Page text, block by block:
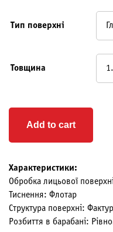
Тип поверхні
Товщина
Add to cart
Характеристики:
Обробка лицьової
Тиснення: Флотар
Структура поверхні:
Розбиття в барабані: